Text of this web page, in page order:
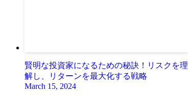
賢明な投資家になるための秘訣！リスクを理
解し、リターンを最大化する戦略
March 15, 2024